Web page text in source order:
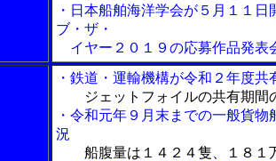
・日本船舶海洋学会が５月１１
ブ・ザ・
イヤー２０１９の応募作品発表
・鉄道・運輸機構が令和２年度
ジェットフォイルの共有期間
・令和元年９月末までの一般貨
況
船腹量は１４２４隻、１８１